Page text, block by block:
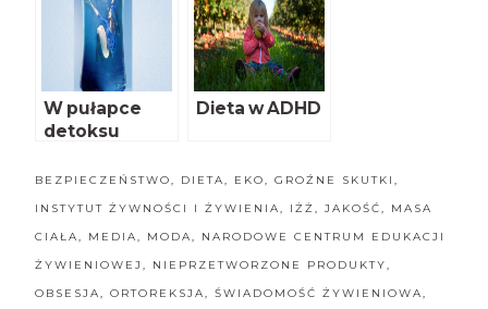
w przy
pracach
sezonowych
W pułapce
detoksu
Dieta w ADHD
BEZPIECZEŃSTWO, DIETA, EKO,GROŹNE SKUTKI,
INSTYTUT ŻYWNOŚCI I ŻYWIENIA, IŻŻ,JAKOŚĆ, MASA
CIAŁA, MEDIA, MODA, NARODOWE CENTRUM EDUKACJI
ŻYWIENIOWEJ, NIEPRZETWORZONE PRODUKTY,
OBSESJA,ORTOREKSJA,ŚWIADOMOŚĆ ŻYWIENIOWA,